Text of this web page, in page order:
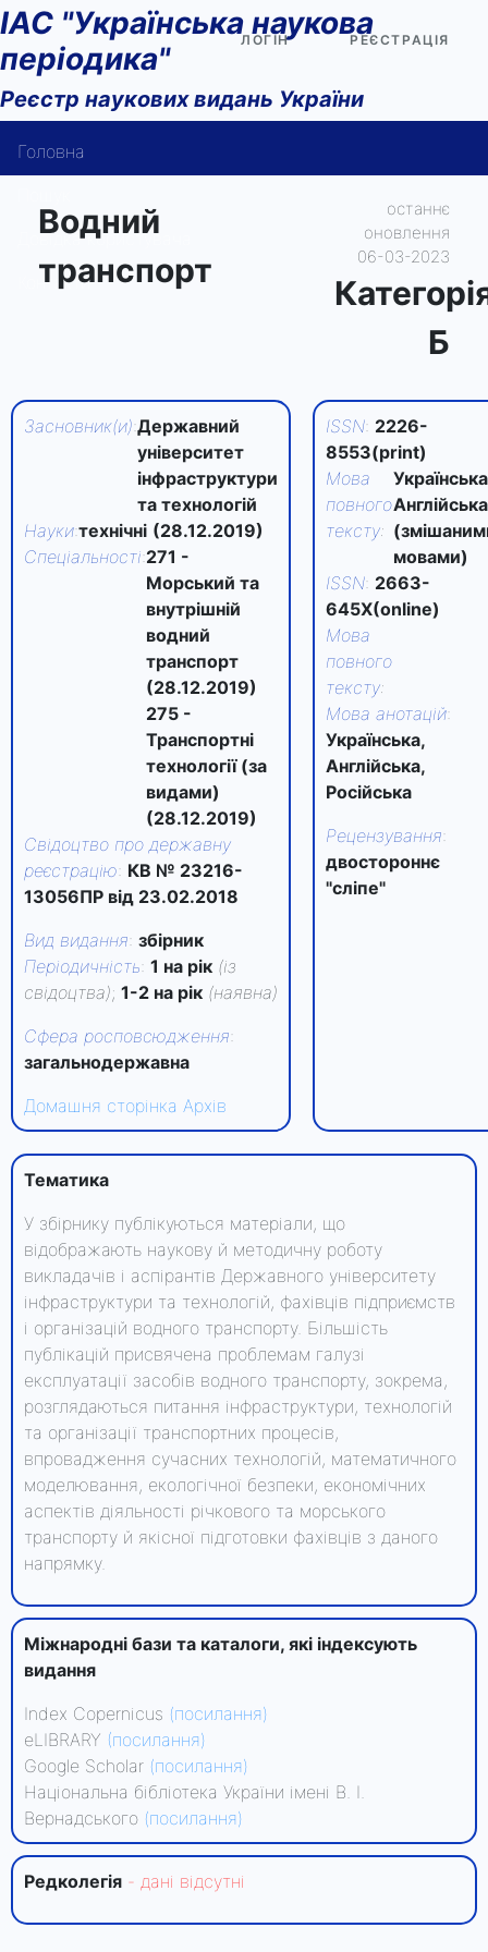
ІАС "Українська наукова
періодика"
Реєстр наукових видань України
ЛОГІН РЕЄСТРАЦІЯ
Головна
Довідка користувача
Контакти
Водний
транспорт
останнє
оновлення
06-03-2023
Б
Засновник(и):Державний
університет
інфраструктури
та технологій
Науки:технічні (28.12.2019)
Спеціальності:271 -
Морський та
внутрішній
водний
транспорт
(28.12.2019)
275 -
Транспортні
технології (за
видами)
(28.12.2019)
Свідоцтво про державну
реєстрацію: КВ № 23216-
13056ПР від 23.02.2018
Вид видання: збірник
Періодичність: 1 на рік (із
свідоцтва); 1-2 на рік (наявна)
Сфера росповсюдження:
загальнодержавна
Домашня сторінка Архів
ISSN: 2226-
8553(print)
Мова
повного
тексту:
Англійська
мовами)
ISSN: 2663-
645Х(online)
Мова
повного
тексту:
Мова анотацій:
Українська,
Англійська,
Російська
Рецензування:
двостороннє
"сліпе"
Тематика
У збірнику публікуються матеріали, що
відображають наукову й методичну роботу
викладачів і аспірантів Державного університету
інфраструктури та технологій, фахівців підприємств
і організацій водного транспорту. Більшість
публікацій присвячена проблемам галузі
експлуатації засобів водного транспорту, зокрема,
розглядаються питання інфраструктури, технологій
та організації транспортних процесів,
впровадження сучасних технологій, математичного
моделювання, екологічної безпеки, економічних
аспектів діяльності річкового та морського
транспорту й якісної підготовки фахівців з даного
напрямку.
Міжнародні бази та каталоги, які індексують
видання
Index Copernicus (посилання)
eLIBRARY (посилання)
Google Scholar (посилання)
Національна бібліотека України імені В. І.
Вернадського (посилання)
Редколегiя - данi вiдсутнi